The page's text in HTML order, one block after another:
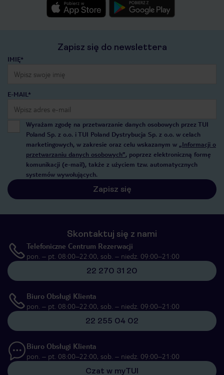
Zapisz się do newslettera
IMIĘ*
E-MAIL*
Wyrażam zgodę na przetwarzanie danych osobowych przez TUI
Poland Sp. z o.o. i TUI Poland Dystrybucja Sp. z o.o. w celach
marketingowych, w zakresie oraz celu wskazanym w „Informacji o
przetwarzaniu danych osobowych”, poprzez elektroniczną formę
komunikacji (e-mail), także z użyciem tzw. automatycznych
systemów wywołujących.
Zapisz się
Skontaktuj się z nami
Telefoniczne Centrum Rezerwacji
pon. – pt. 08:00–22:00, sob. – niedz. 09:00–21:00
22 270 31 20
Biuro Obsługi Klienta
pon. – pt. 08:00–22:00, sob. – niedz. 09:00–21:00
22 255 04 02
Biuro Obsługi Klienta
pon. – pt. 08:00–22:00, sob. – niedz. 09:00–21:00
Czat w myTUI